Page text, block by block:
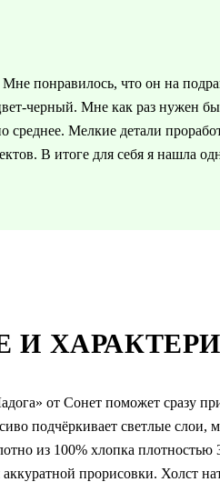
И
от Сонет поможет сразу
подчёркивает светлые
из 100% хлопка плотностью
прорисовки. Холст
понравилось, что он на
черный. Мне как раз нужен
среднее. Мелкие детали
В итоге для себя я нашла